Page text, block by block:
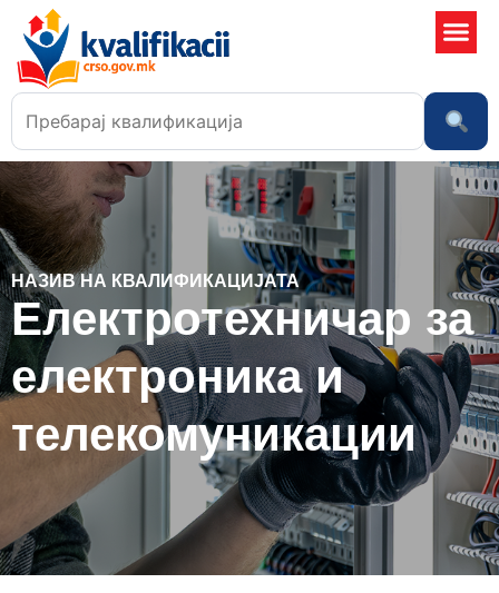
НАЗИВ НА КВАЛИФИКАЦИЈАТА
Електротехничар за
електроника и
телекомуникации